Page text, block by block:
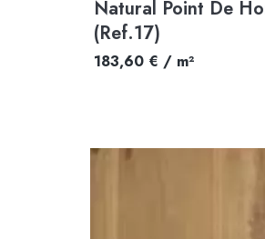
Natural Point De
(Ref.17)
183,60 € / m²